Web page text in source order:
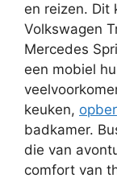
en reizen. Dit
Volkswagen
Mercedes
een mobiel
keuken,
badkamer.
die van
comfort van